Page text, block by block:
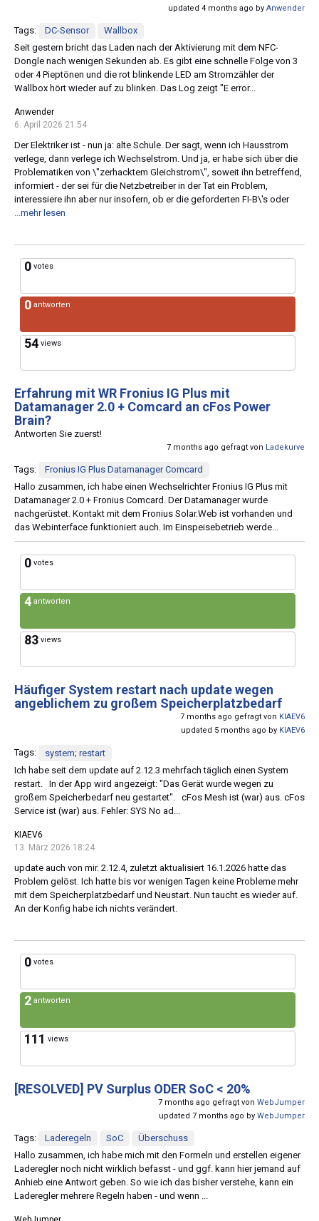
updated 4 months ago by Anwender
Tags: DC-Sensor
Wallbox
Seit gestern bricht das Laden nach der Aktivierung mit dem NFC-
Dongle nach wenigen Sekunden ab. Es gibt eine schnelle Folge von 3
oder 4 Pieptönen und die rot blinkende LED am Stromzähler der
Wallbox hört wieder auf zu blinken. Das Log zeigt "E error...
Anwender
6. April 2026 21:54
Der Elektriker ist - nun ja: alte Schule. Der sagt, wenn ich Hausstrom
verlege, dann verlege ich Wechselstrom. Und ja, er habe sich über die
Problematiken von \"zerhacktem Gleichstrom\", soweit ihn betreffend,
informiert - der sei für die Netzbetreiber in der Tat ein Problem,
interessiere ihn aber nur insofern, ob er die geforderten FI-B\'s oder
...mehr lesen
0 votes
0 antworten
54 views
Erfahrung mit WR Fronius IG Plus mit
Datamanager 2.0 + Comcard an cFos Power
Brain?
Antworten Sie zuerst!
7 months ago gefragt von Ladekurve
Tags:
Fronius IG Plus Datamanager Comcard
Hallo zusammen, ich habe einen Wechselrichter Fronius IG Plus mit
Datamanager 2.0 + Fronius Comcard. Der Datamanager wurde
nachgerüstet. Kontakt mit dem Fronius Solar.Web ist vorhanden und
das Webinterface funktioniert auch. Im Einspeisebetrieb werde...
0 votes
4 antworten
83 views
Häufiger System restart nach update wegen
angeblichem zu großem Speicherplatzbedarf
7 months ago gefragt von KIAEV6
updated 5 months ago by KIAEV6
Tags:
system; restart
Ich habe seit dem update auf 2.12.3 mehrfach täglich einen System
restart. In der App wird angezeigt: "Das Gerät wurde wegen zu
großem Speicherbedarf neu gestartet". cFos Mesh ist (war) aus. cFos
Service ist (war) aus. Fehler: SYS No ad...
KIAEV6
13. März 2026 18:24
update auch von mir. 2.12.4, zuletzt aktualisiert 16.1.2026 hatte das
Problem gelöst. Ich hatte bis vor wenigen Tagen keine Probleme mehr
mit dem Speicherplatzbedarf und Neustart. Nun taucht es wieder auf.
An der Konfig habe ich nichts verändert.
0 votes
2 antworten
111 views
[RESOLVED] PV Surplus ODER SoC < 20%
7 months ago gefragt von WebJumper
updated 7 months ago by WebJumper
Tags: Laderegeln SoC
Überschuss
Hallo zusammen, ich habe mich mit den Formeln und erstellen eigener
Laderegler noch nicht wirklich befasst - und ggf. kann hier jemand auf
Anhieb eine Antwort geben. So wie ich das bisher verstehe, kann ein
Laderegler mehrere Regeln haben - und wenn ...